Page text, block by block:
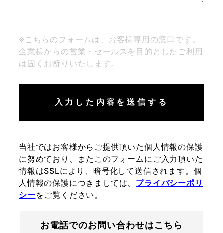
※こちらのフォームは、お客様専用の窓口です。
企業様からの営業・セールスを目的としたご利用
は固くお断りいたします。
当社ではお客様からご提供頂いた個人情報の保護
に努めており、またこのフォームにご入力頂いた
情報はSSLにより、暗号化して送信されます。個
人情報の保護につきましては、 プライバシーポリ
シーをご覧ください。
お電話でのお問い合わせはこちら